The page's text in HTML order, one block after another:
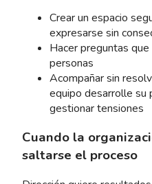
Crear un espacio
expresarse sin
Hacer preguntas
personas
Acompañar sin
equipo desarrolle su
gestionar tensiones
Cuando la
saltarse el proceso